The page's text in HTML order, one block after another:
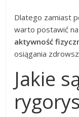
Dlatego zamiast
warto postawić na
aktywność
osiągania
Jakie